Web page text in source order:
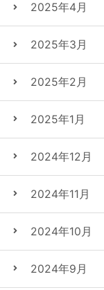
2025年4月
2025年3月
2025年2月
2025年1月
2024年12月
2024年11月
2024年10月
2024年9月